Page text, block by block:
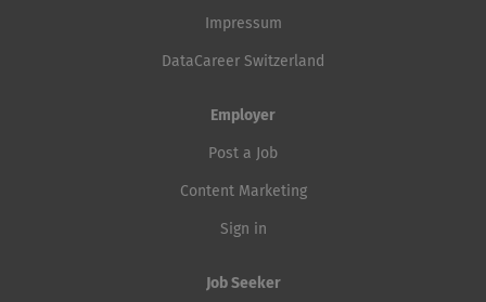
Impressum
DataCareer Switzerland
Employer
Post a Job
Content Marketing
Sign in
Job Seeker